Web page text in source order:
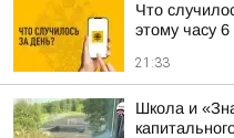
Что
этому часу 6
21:33
Школа и